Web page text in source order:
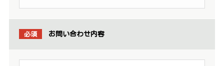
必須 お問い合わせ内容